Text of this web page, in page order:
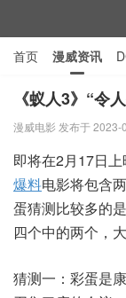
首页 漫威资讯
电视剧资源 漫威
《蚁人3》“令
漫威电影 发布于 2023-
即将在2月17日
爆料电影将包含
蛋猜测比较多的
四个中的两个，
猜测一：彩蛋是